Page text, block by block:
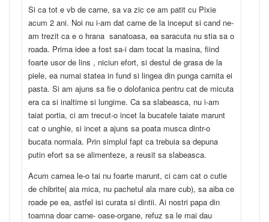
Si ca tot e vb de carne, sa va zic ce am patit cu Pixie
acum 2 ani. Noi nu i-am dat carne de la inceput si cand ne-
am trezit ca e o hrana sanatoasa, ea saracuta nu stia sa o
roada. Prima idee a fost sa-i dam tocat la masina, fiind
foarte usor de lins , niciun efort, si destul de grasa de la
piele, ea numai statea in fund si lingea din punga carnita ei
pasta. Si am ajuns sa fie o dolofanica pentru cat de micuta
era ca si inaltime si lungime. Ca sa slabeasca, nu i-am
taiat portia, ci am trecut-o incet la bucatele taiate marunt
cat o unghie, si incet a ajuns sa poata musca dintr-o
bucata normala. Prin simplul fapt ca trebuia sa depuna
putin efort sa se alimenteze, a reusit sa slabeasca.
Acum carnea le-o tai nu foarte marunt, ci cam cat o cutie
de chibrite( aia mica, nu pachetul ala mare cub), sa aiba ce
roade pe ea, astfel isi curata si dintii. Ai nostri papa din
toamna doar carne- oase-organe, refuz sa le mai dau